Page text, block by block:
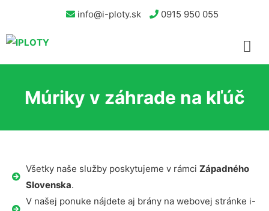
info@i-ploty.sk 0915 950 055
Múriky v záhrade na kľúč
Všetky naše služby poskytujeme v rámci Západného
Slovenska.
V našej ponuke nájdete aj brány na webovej stránke i-